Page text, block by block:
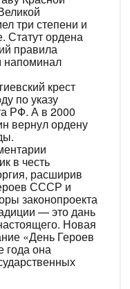
три степени и
Статут ордена
правила
напоминал
крест
по указу
РФ. А в 2000
вернул ордену
в честь
расширив
СССР и
законопроекта
— это дань
Новая
«День Героев
года она